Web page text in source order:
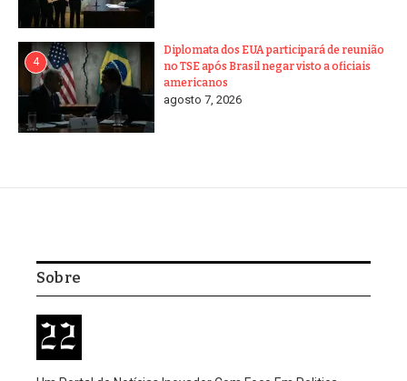
4
Diplomata dos EUA participará de reunião
no TSE após Brasil negar visto a oficiais
americanos
agosto 7, 2026
Sobre